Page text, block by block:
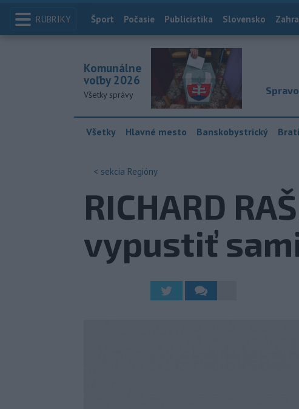
RUBRIKY Index
Šport Počasie Publicistika Slovensko
Komunálne
voľby 2026
Všetky správy
Všetky Hlavné mesto Banskobystrický
< sekcia Regióny
RICHARD
vypustiť